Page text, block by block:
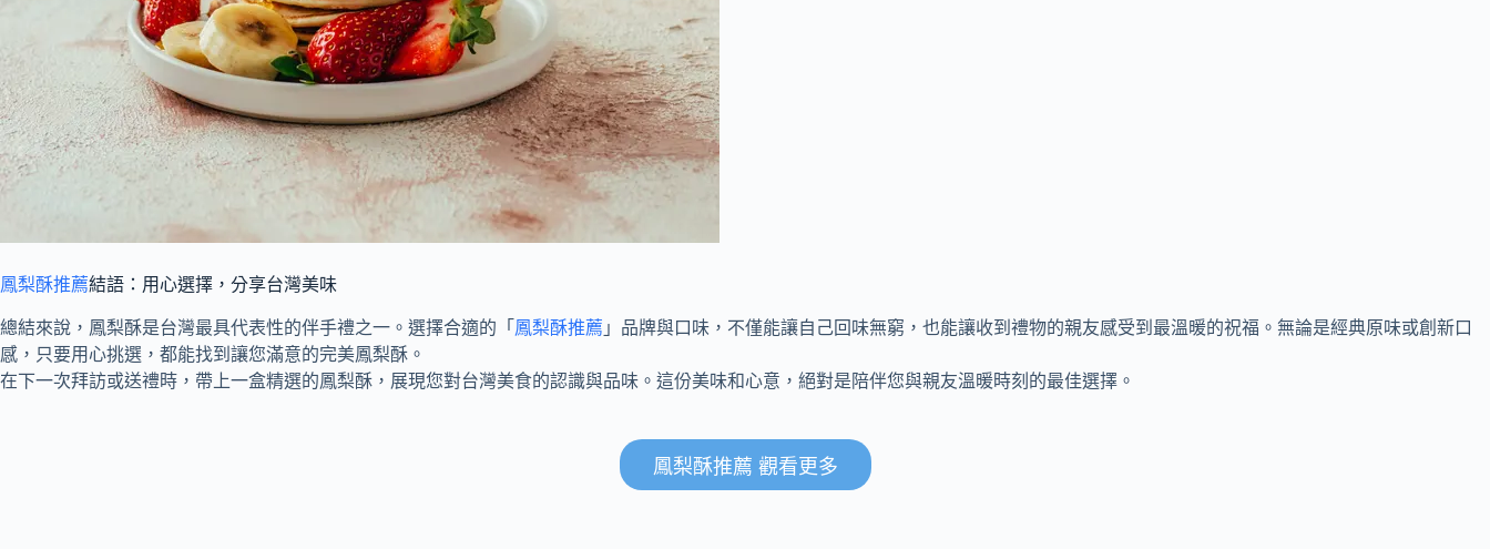
鳳梨酥推薦結語：用心選擇，分享台灣美味
總結來說，鳳梨酥是台灣最具代表性的伴手禮之一。選擇合適的「 鳳梨酥推薦 」品牌與口味，不僅能讓自己回味無窮，也能讓收到禮物的親友感受到最溫暖的祝福。無論是經典原味或創新口
感，只要用心挑選，都能找到讓您滿意的完美鳳梨酥。
在下一次拜訪或送禮時，帶上一盒精選的鳳梨酥，展現您對台灣美食的認識與品味。這份美味和心意，絕對是陪伴您與親友溫暖時刻的最佳選擇。
鳳梨酥推薦 觀看更多